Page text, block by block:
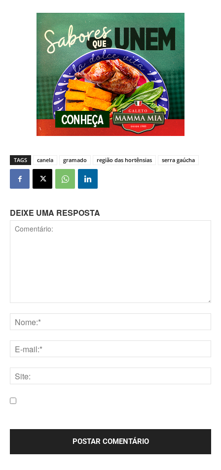
TAGS canela gramado região das hortênsias serra gaúcha
DEIXE UMA RESPOSTA
mail:*